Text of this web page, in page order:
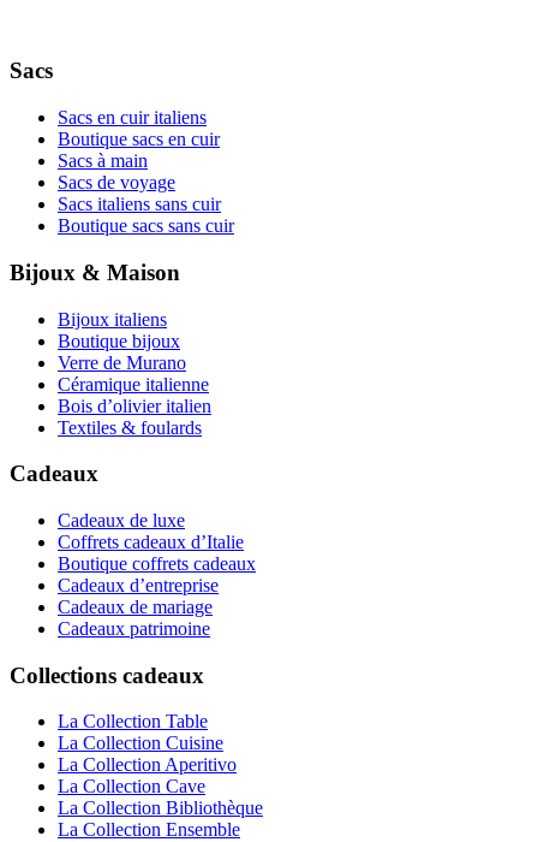
Sacs
Sacs en cuir italiens
Boutique sacs en cuir
Sacs à main
Sacs de voyage
Sacs italiens sans cuir
Boutique sacs sans cuir
Bijoux & Maison
Bijoux italiens
Boutique bijoux
Verre de Murano
Céramique italienne
Bois d’olivier italien
Textiles & foulards
Cadeaux
Cadeaux de luxe
Coffrets cadeaux d’Italie
Boutique coffrets cadeaux
Cadeaux d’entreprise
Cadeaux de mariage
Cadeaux patrimoine
Collections cadeaux
La Collection Table
La Collection Cuisine
La Collection Aperitivo
La Collection Cave
La Collection Bibliothèque
La Collection Ensemble